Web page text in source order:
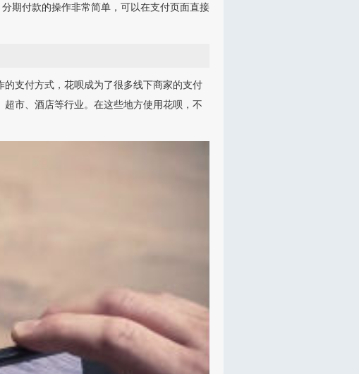
期付款的操作非常简单，可以在支付页面直接
支付方式，花呗成为了很多线下商家的支付
市、酒店等行业。在这些地方使用花呗，不